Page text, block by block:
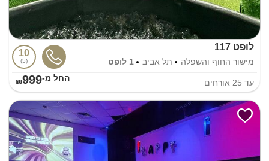
לופט 117
מישור החוף והשפלה תל אביב 1 לופט
10
5
עד 25 אורחים החל מ-₪999